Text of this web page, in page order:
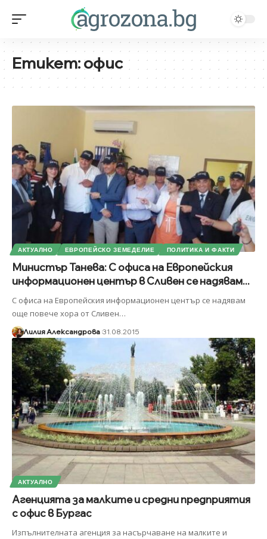
Етикет:офис
АКТУАЛНО ЕВРОПЕЙСКО ЗЕМЕДЕЛИЕ ПОЛИТИКА И ФАКТИ
Министър Танева: С офиса на Европейския
информационен център в Сливен се надявам...
С офиса на Европейския информационен център се надявам
още повече хора от Сливен…
Лилия Александрова 31.08.2015
АКТУАЛНО
Агенцията за малките и средни предприятия
с офис в Бургас
Изпълнителната агенция за насърчаване на малките и